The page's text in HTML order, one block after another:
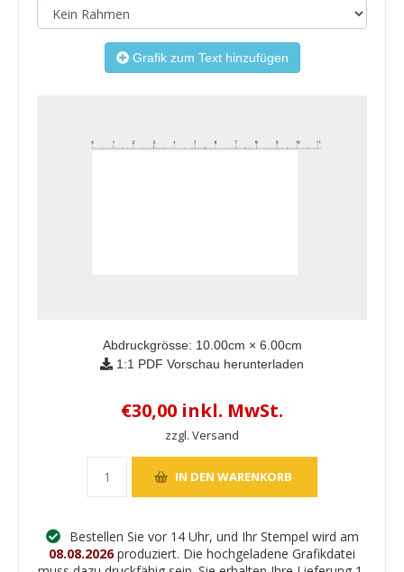
Grafik zum Text hinzufügen
Abdruckgrösse: 10.00cm × 6.00cm
1:1 PDF Vorschau herunterladen
€30,00 inkl. MwSt.
zzgl. Versand
Bestellen Sie vor 14 Uhr, und Ihr Stempel wird am
08.08.2026produziert. Die hochgeladene Grafikdatei